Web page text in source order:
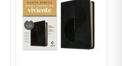
$151.050.
was:
$145.200.
is: